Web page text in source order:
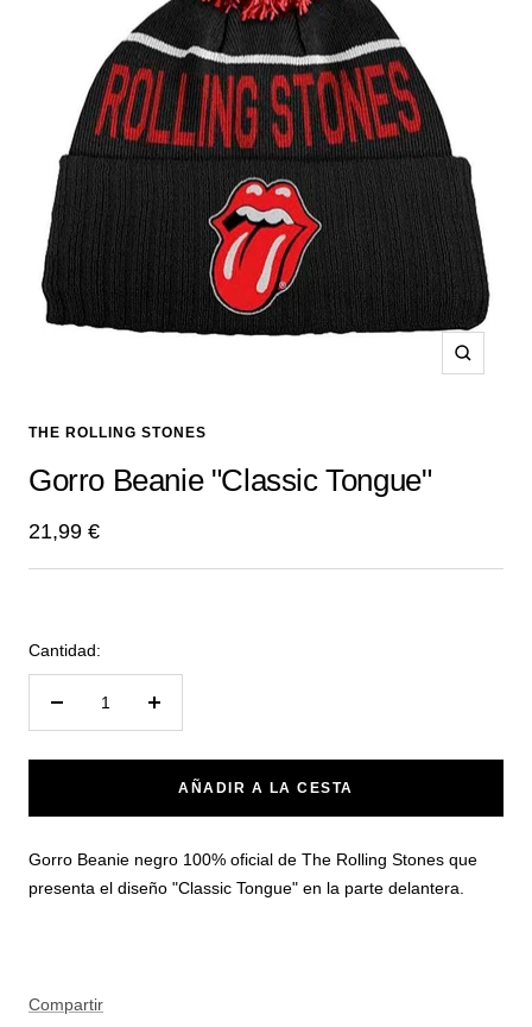
Zoom
THE ROLLING STONES
Gorro Beanie "Classic Tongue"
Precio
de
21,99 €
Cantidad:
AÑADIR A LA CESTA
Gorro Beanie negro 100% oficial de The Rolling Stones que
presenta el diseño "Classic Tongue" en la parte delantera.
Compartir